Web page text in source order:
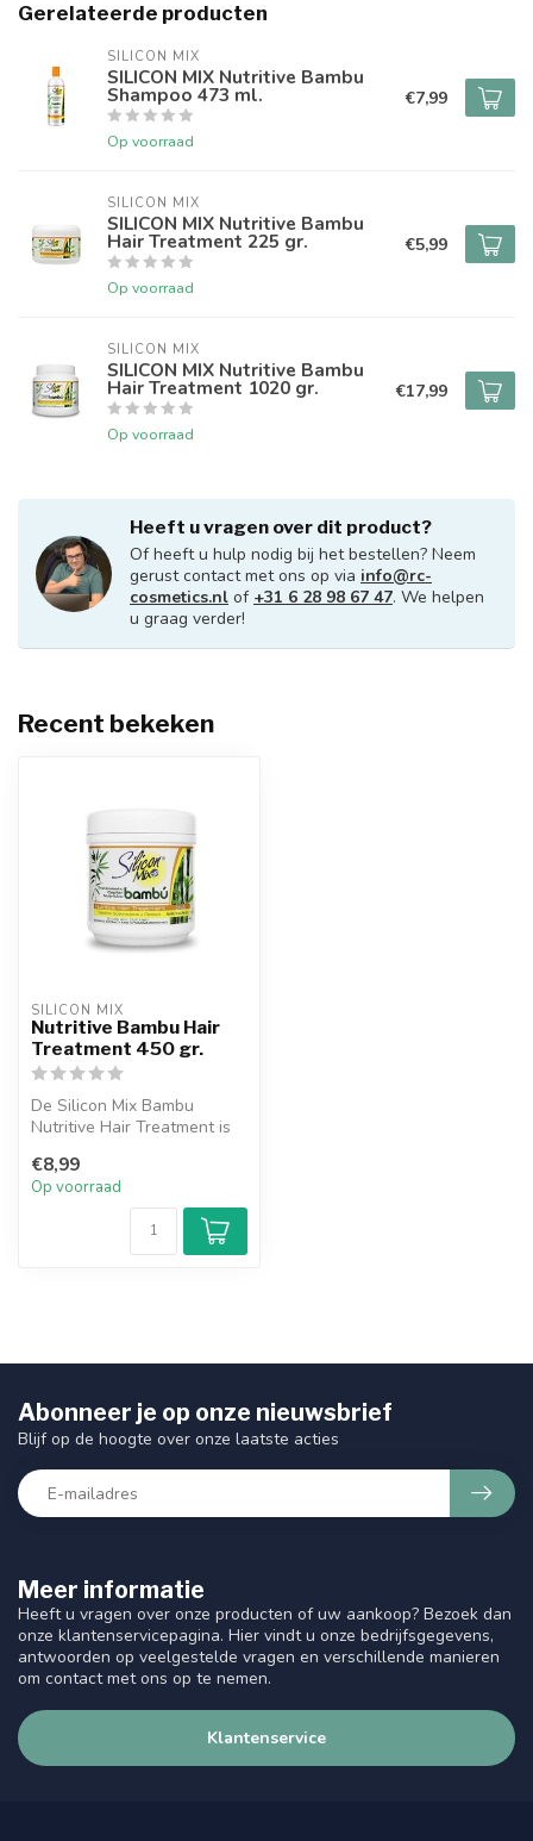
Gerelateerde producten
SILICON MIX
SILICON MIX Nutritive Bambu
Shampoo 473 ml.
Op voorraad
€7,99
SILICON MIX
SILICON MIX Nutritive Bambu
Hair Treatment 225 gr.
Op voorraad
€5,99
SILICON MIX
SILICON MIX Nutritive Bambu
Hair Treatment 1020 gr.
Op voorraad
€17,99
Heeft u vragen over dit product?
Of heeft u hulp nodig bij het bestellen? Neem
gerust contact met ons op via info@rc-
cosmetics.nl of +31 6 28 98 67 47. We helpen
u graag verder!
Recent bekeken
SILICON MIX
Nutritive Bambu Hair
Treatment 450 gr.
De Silicon Mix Bambu
Nutritive Hair Treatment is
haarbeh...
€8,99
Op voorraad
Meer informatie
Heeft u vragen over onze producten of uw aankoop? Bezoek dan
onze klantenservicepagina. Hier vindt u onze bedrijfsgegevens,
antwoorden op veelgestelde vragen en verschillende manieren
om contact met ons op te nemen.
Klantenservice
Abonneer je op onze nieuwsbrief
Blijf op de hoogte over onze laatste acties